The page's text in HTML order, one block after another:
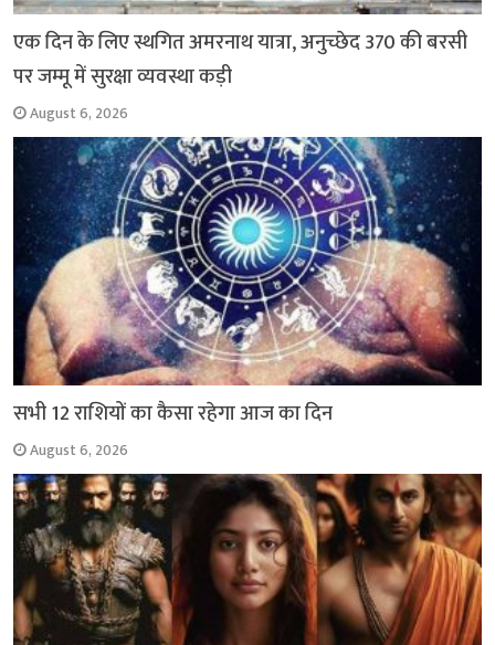
एक दिन के लिए स्थगित अमरनाथ यात्रा, अनुच्छेद 370 की बरसी
पर जम्मू में सुरक्षा व्यवस्था कड़ी
August 6, 2026
सभी 12 राशियों का कैसा रहेगा आज का दिन
August 6, 2026